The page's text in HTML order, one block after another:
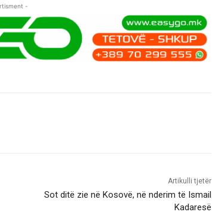
-
Artikulli tjetër
Sot ditë zie në Kosovë, në nderim të Ismail
Kadaresë